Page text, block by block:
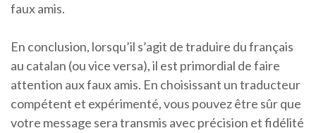
faux amis.
En conclusion, lorsqu’il s’agit de traduire du français
au catalan (ou vice versa), il est primordial de faire
attention aux faux amis. En choisissant un traducteur
compétent et expérimenté, vous pouvez être sûr que
votre message sera transmis avec précision et fidélité